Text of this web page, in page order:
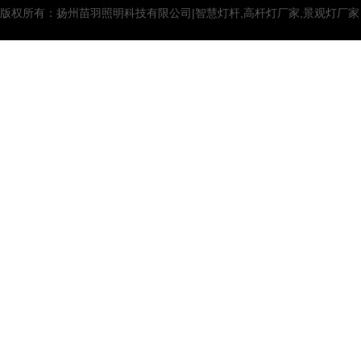
版权所有：扬州苗羽照明科技有限公司|智慧灯杆,高杆灯厂家,景观灯厂家